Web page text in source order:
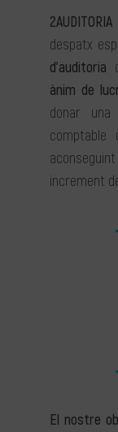
despatx
d’auditoria
ànim de
donar
increment
El nostre